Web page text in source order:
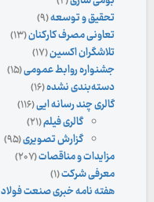
تحقیق و توسعه(۹)
تعاونی مصرف کارکنان(۱۳)
تلاشگران اکسین(۱۷)
جشنواره روابط عمومی(۱۵)
دسته‌بندی نشده(۱۶)
گالری چند رسانه ایی(۱۱۶)
گالری فیلم(۲۱)
گزارش تصویری(۹۵)
مزایدات و مناقصات(۲۰۷)
معرفی شرکت(۱)
هفته نامه خبری صنعت فولاد